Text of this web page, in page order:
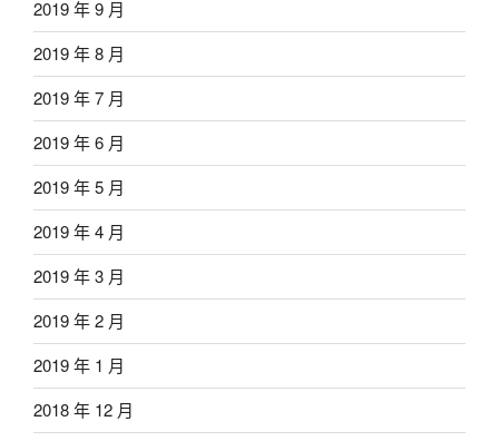
2019 年 9 月
2019 年 8 月
2019 年 7 月
2019 年 6 月
2019 年 5 月
2019 年 4 月
2019 年 3 月
2019 年 2 月
2019 年 1 月
2018 年 12 月